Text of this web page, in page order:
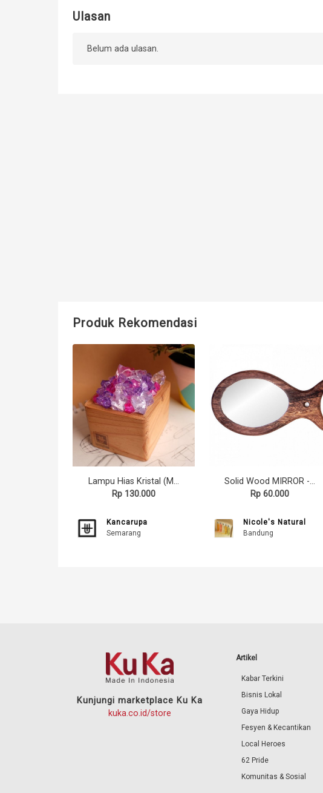
Ulasan
Belum ada ulasan.
Produk Rekomendasi
Lampu Hias Kristal (Mix White)
Rp 130.000
Kancarupa
Semarang
Solid Wood MIRROR - MRR Fish
Rp 60.000
Nicole's Natural
Bandung
Kunjungi marketplace Ku Ka
kuka.co.id/store
Artikel
Kabar Terkini
Bisnis Lokal
Gaya Hidup
Fesyen & Kecantikan
Local Heroes
62 Pride
Komunitas & Sosial